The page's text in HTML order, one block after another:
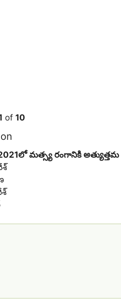
of 10
మత్స్య రంగానికి అత్యుత్తమ